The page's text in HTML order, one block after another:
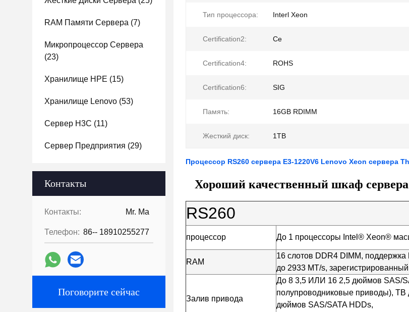
RAM Памяти Сервера (7)
Микропроцессор Сервера
(23)
Хранилище HPE (15)
Хранилище Lenovo (53)
Сервер H3C (11)
Сервер Предприятия (29)
Контакты
Контакты: Mr. Ma
Телефон: 86-- 18910255277
Поговорите сейчас
Тип процессора: Interl Xeon
Certification2: Ce
Certification4: ROHS
Certification6: SIG
Память: 16GB RDIMM
Жесткий диск: 1TB
Процессор RS260 сервера E3-1220V6 Lenovo Xeon сервера
Хороший качественный шкаф сервера
RS260
процессор До 1 процессоры Intel® Xeon®
RAM
16 слотов DDR4 DIMM, поддержка
до 2933 MT/s,
Залив привода
До 8 3,5 ИЛИ 16 2,5 дюймов SAS/
полупроводниковые приводы), TB
дюймов SAS/SATA HDDs,